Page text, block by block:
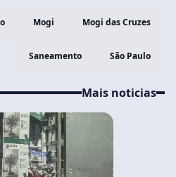
Mogi Mogi das Cruzes
Saneamento São Paulo
Mais noticias